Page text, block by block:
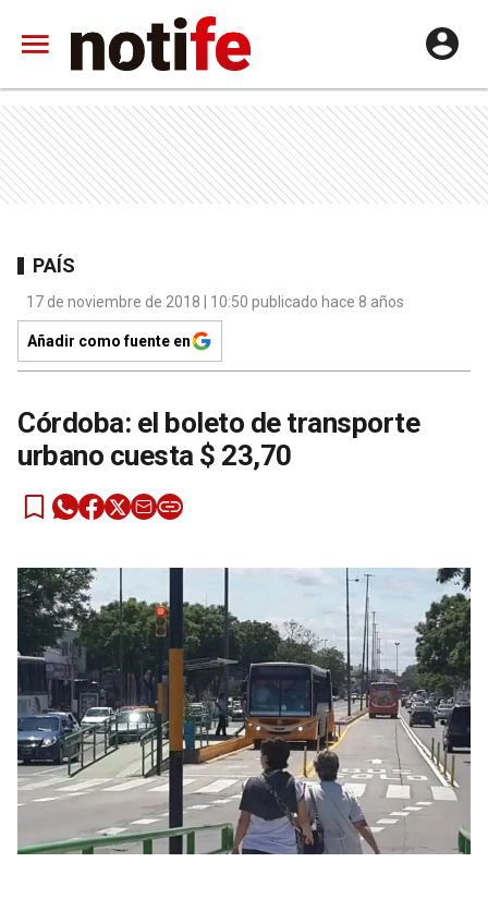
PAÍS
17 de noviembre de 2018 | 10:50 publicado hace 8 años
Añadir como fuente en
Córdoba: el boleto de transporte
urbano cuesta $ 23,70